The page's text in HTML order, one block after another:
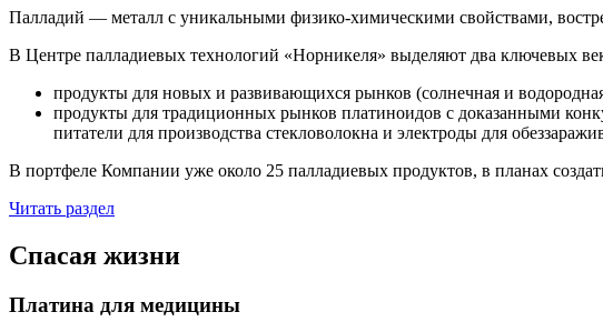
Палладий — металл с уникальными физико-химическими свойствами,
В Центре палладиевых технологий «Норникеля» выделяют два ключевых
продукты для новых и развивающихся рынков (солнечная и
продукты для традиционных рынков платиноидов с доказанными
питатели для производства стекловолокна и электроды для
В портфеле Компании уже около 25 палладиевых продуктов, в планах
Читать раздел
Спасая жизни
Платина для медицины